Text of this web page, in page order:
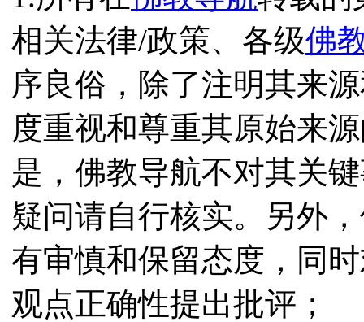
相关法律/政策、各级佛
序良俗，除了注明其来
度重视和尊重其原始来
是，佛教导航不对其关
疑问请自行核实。另外
有审慎和保留态度，同
观点正确性提出批评；